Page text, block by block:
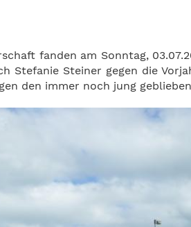
fanden am Sonntag,
Stefanie Steiner gegen die
den immer noch jung